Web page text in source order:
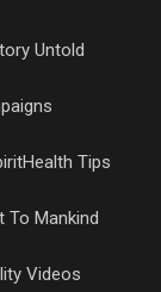
Untold
Health Tips
To Mankind
Videos